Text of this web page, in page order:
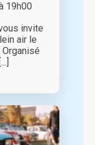
19h00
invite
air le